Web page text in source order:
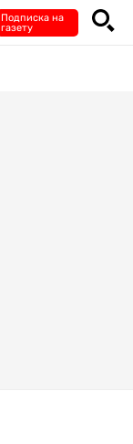
Подписка на
газету